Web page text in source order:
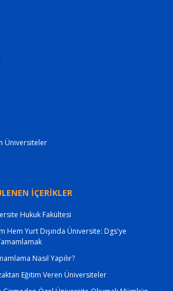
Üniversiteler
İÇERİKLER
Hukuk Fakültesi
Hem Yurt Dışında Üniversite: Dgs'ye
Nasıl Yapılır?
Eğitim Veren Üniversiteler